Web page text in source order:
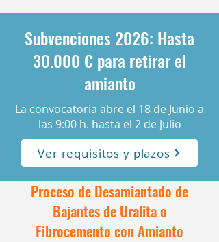
Subvenciones 2026: Hasta
30.000 € para retirar el
amianto
La convocatoria abre el 18 de Junio a
las 9:00 h. hasta el 2 de Julio
Ver requisitos y plazos
Proceso de Desamiantado de
Bajantes de Uralita o
Fibrocemento con Amianto